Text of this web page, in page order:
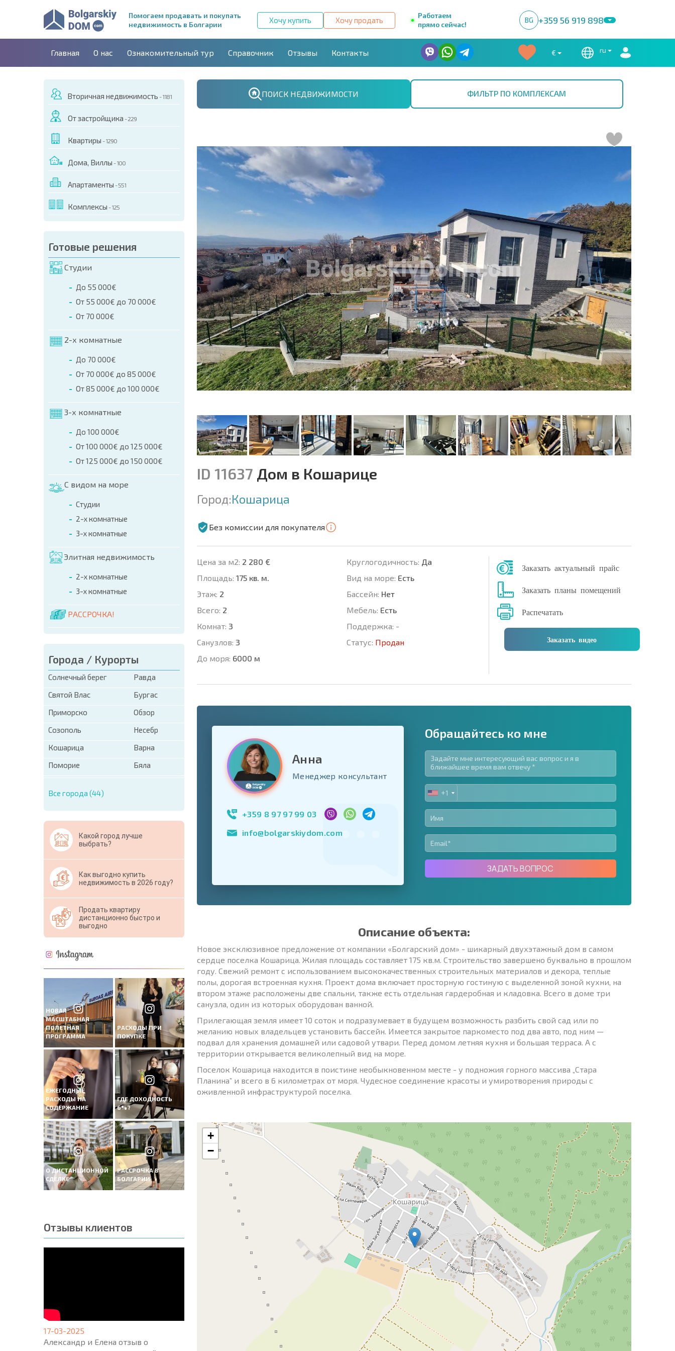
Помогаем продавать и покупать
недвижимость в Болгарии
Хочу купить Хочу продать
Работаем
прямо сейчас!
BG +359 56 919 898
Главная О нас Ознакомительный тур Справочник Отзывы Контакты € ru
Вторичная недвижимость - 1181
От застройщика - 229
Квартиры - 1290
Дома, Виллы - 100
Апартаменты - 551
Комплексы - 125
Готовые решения
Студии
До 55 000€
От 55 000€ до 70 000€
От 70 000€
2-х комнатные
До 70 000€
От 70 000€ до 85 000€
От 85 000€ до 100 000€
3-х комнатные
До 100 000€
От 100 000€ до 125 000€
От 125 000€ до 150 000€
С видом на море
Студии
2-х комнатные
3-х комнатные
Элитная недвижимость
2-х комнатные
3-х комнатные
РАССРОЧКА!
Города / Курорты
Солнечный берег
Равда
Святой Влас
Бургас
Приморско
Обзор
Созополь
Несебр
Кошарица
Варна
Поморие
Бяла
Все города (44)
Какой город лучше
выбрать?
Как выгодно купить
недвижимость в 2026 году?
Продать квартиру
дистанционно быстро и
выгодно
НОВАЯ
МАСШТАБНАЯ
ПОЛЕТНАЯ
ПРОГРАММА
РАСХОДЫ ПРИ
ПОКУПКЕ
ЕЖЕГОДНЫЕ
РАСХОДЫ НА
СОДЕРЖАНИЕ
ГДЕ ДОХОДНОСТЬ
6%?
О ДИСТАНЦИОННОЙ
СДЕЛКЕ
РАССРОЧКА В
БОЛГАРИИ
Отзывы клиентов
17-03-2025
Александр и Елена отзыв о
ПОИСК НЕДВИЖИМОСТИ ФИЛЬТР ПО КОМПЛЕКСАМ
ЭТОГО ОБЪЕКТА
телефонам:
+359 8 9797 99 03
ID 11637 Дом в Кошарице
Город:Кошарица
Без комиссии для покупателя
Цена за м2: 2 280 €
Площадь: 175 кв. м.
Этаж: 2
Всего: 2
Комнат: 3
Санузлов: 3
До моря: 6000 м
Круглогодичность: Да
Вид на море: Есть
Басcейн: Нет
Мебель: Есть
Поддержка: -
Статус: Продан
Заказать актуальный прайс
Заказать планы помещений
Распечатать
Заказать видео
United
+1
* Поля обязательные для заполнения
Свернуть форму
Подписаться на рассылку | Нажимая кнопку, вы разрешаете
использование своих данных.
Отправить сообщение
Анна
Менеджер консультант
+359 8 97 97 99 03
info@bolgarskiydom.com
Обращайтесь ко мне
UNITED
STATES
+1
+1
ЗАДАТЬ ВОПРОС
Описание объекта:
Новое эксклюзивное предложение от компании «Болгарский дом» - шикарный двухэтажный дом в самом
сердце поселка Кошарица. Жилая площадь составляет 175 кв.м. Строительство завершено буквально в прошлом
году. Свежий ремонт с использованием высококачественных строительных материалов и декора, теплые
полы, дорогая встроенная кухня. Проект дома включает просторную гостиную с выделенной зоной кухни, на
втором этаже расположены две спальни, также есть отдельная гардеробная и кладовка. Всего в доме три
санузла, один из которых оборудован ванной.
Прилегающая земля имеет 10 соток и подразумевает в будущем возможность разбить свой сад или по
желанию новых владельцев установить бассейн. Имеется закрытое паркоместо под два авто, под ним —
подвал для хранения домашней или садовой утвари. Перед домом летняя кухня и большая терраса. А с
территории открывается великолепный вид на море.
Поселок Кошарица находится в поистине необыкновенном месте - у подножия горного массива „Стара
Планина” и всего в 6 километрах от моря. Чудесное соединение красоты и умиротворения природы с
оживленной инфраструктурой поселка.
+
−